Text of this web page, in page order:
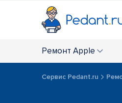
Ремонт Apple
Сервис Pedant.ru